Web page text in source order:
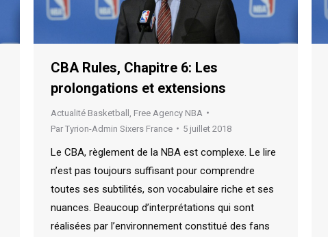
CBA Rules, Chapitre 6: Les
prolongations et extensions
Actualité Basketball Free Agency NBA
Par Tyrion-Admin Sixers France 5 juillet 2018
Le CBA, règlement de la NBA est complexe. Le lire
n’est pas toujours suffisant pour comprendre
toutes ses subtilités, son vocabulaire riche et ses
nuances. Beaucoup d’interprétations qui sont
réalisées par l’environnement constitué des fans